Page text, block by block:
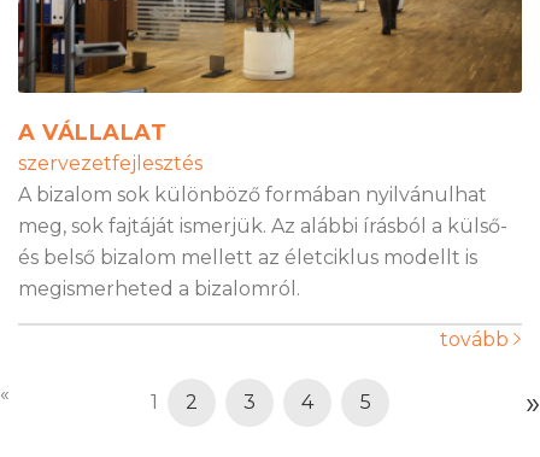
A VÁLLALAT
szervezetfejlesztés
A bizalom sok különböző formában nyilvánulhat
meg, sok fajtáját ismerjük. Az alábbi írásból a külső-
és belső bizalom mellett az életciklus modellt is
megismerheted a bizalomról.
tovább
« 1 2 3 4 5 »